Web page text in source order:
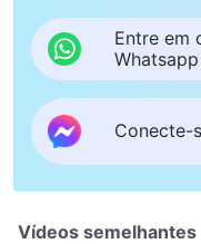
Entre em
Whatsapp
Conecte-
Vídeos semelhantes